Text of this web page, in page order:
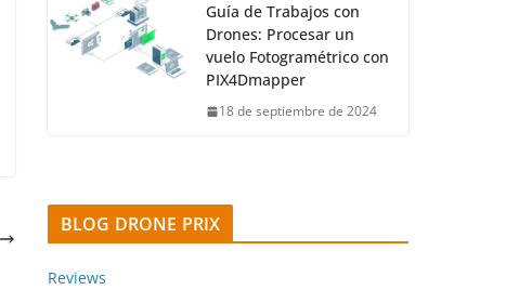
Guía de Trabajos con
Drones: Procesar un
vuelo Fotogramétrico con
PIX4Dmapper
18 de septiembre de 2024
BLOG DRONE PRIX
Reviews